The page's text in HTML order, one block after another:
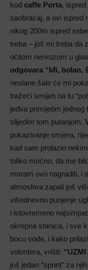
kod caffe Porta, ispred
saobraćaj, a ovi ispred
nikog 200m ispred
treba – još mi treba da
očitom nervozom u
odgovara “Iđi, bolan,
neslane šale će mi
tražeći smijeh na tu
jedva primijetim
slijedim tom putanjom.
pokazivanje smjera,
kad sam prolazio
toliko moćno, da me
moram ovo nagraditi, i
atmosfera zapali još
višednevno punjenje
i istovremeno
okrepna stanica, i sve
bocu vode, i kako
volontera, vrišti:
još jedan “sprint” za